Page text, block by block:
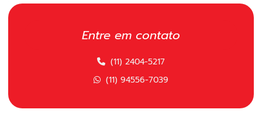
Carretel manual para roçadeira
Carretel polimatic para roçadeira
Entre em contato
(11) 2404-5217
(11) 94556-7039